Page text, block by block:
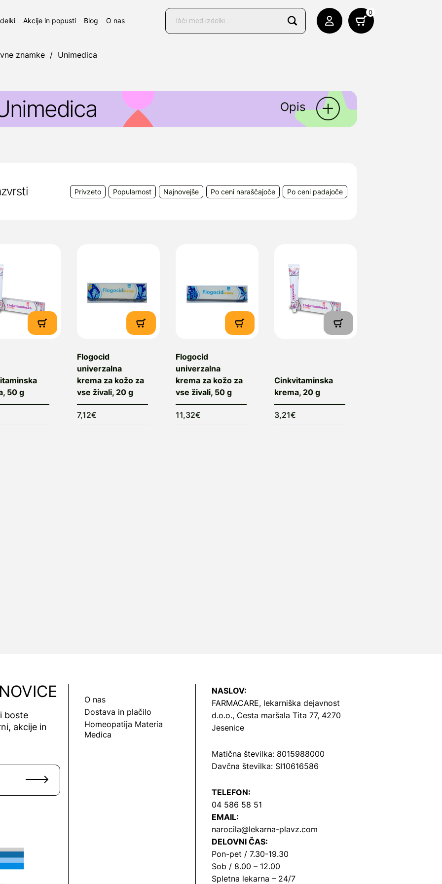
Akcije in popusti Blog O nas
Products
search
0
znamke / Unimedica
Opis
Unimedica d.o.o., Svetosavska 109, Novi Banovci, Srbija.
Privzeto Popularnost Najnovejše Po ceni naraščajoče Po ceni padajoče
50 g
Flogocid
univerzalna
krema za kožo za
vse živali, 20 g
7,12€
Flogocid
univerzalna
krema za kožo za
vse živali, 50 g
11,32€
Cinkvitaminska
krema, 20 g
3,21€
boste
akcije in
O nas
Dostava in plačilo
Homeopatija Materia
Medica
NASLOV:
FARMACARE, lekarniška dejavnost
d.o.o., Cesta maršala Tita 77, 4270
Jesenice
Matična številka: 8015988000
Davčna številka: SI10616586
TELEFON:
04 586 58 51
EMAIL:
narocila@lekarna-plavz.com
DELOVNI ČAS:
Pon-pet / 7.30-19.30
Sob / 8.00 – 12.00
Spletna lekarna – 24/7